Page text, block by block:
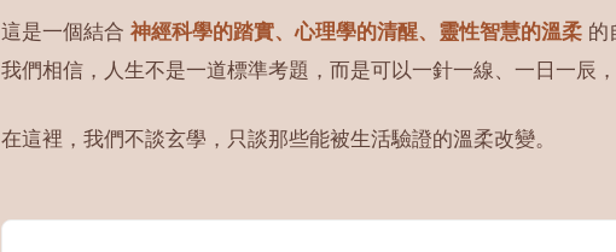
這是一個結合 神經科學的踏實、心理學的清醒、靈性智慧的溫柔 的
我們相信，人生不是一道標準考題，而是可以一針一線、一日一辰，
在這裡，我們不談玄學，只談那些能被生活驗證的溫柔改變。